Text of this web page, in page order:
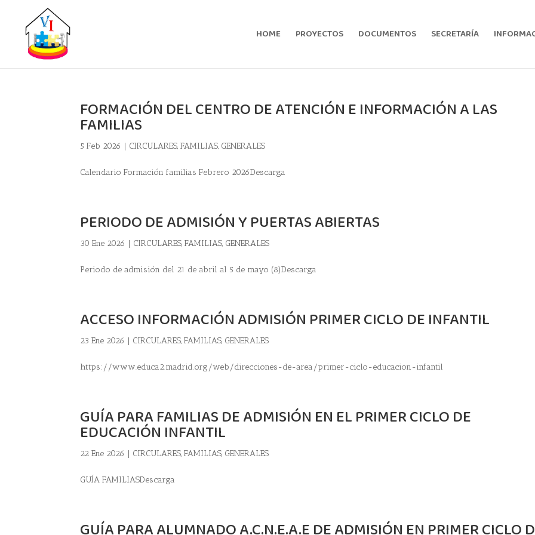
HOME PROYECTOS DOCUMENTOS SECRETARÍA
FORMACIÓN DEL CENTRO DE ATENCIÓN E INFORMACIÓN A LAS
FAMILIAS
5 Feb 2026 | CIRCULARES,FAMILIAS, GENERALES
Calendario Formación familias Febrero 2026Descarga
PERIODO DE ADMISIÓN Y PUERTAS ABIERTAS
30 Ene 2026 | CIRCULARES,FAMILIAS, GENERALES
Periodo de admisión del 21 de abril al 5 de mayo (8)Descarga
ACCESO INFORMACIÓN ADMISIÓN PRIMER CICLO DE INFANTIL
23 Ene 2026 | CIRCULARES,FAMILIAS, GENERALES
https://www.educa2.madrid.org/web/direcciones-de-area/primer-ciclo-educacion-infantil
GUÍA PARA FAMILIAS DE ADMISIÓN EN EL PRIMER CICLO DE
EDUCACIÓN INFANTIL
22 Ene 2026 | CIRCULARES,FAMILIAS, GENERALES
GUÍA FAMILIASDescarga